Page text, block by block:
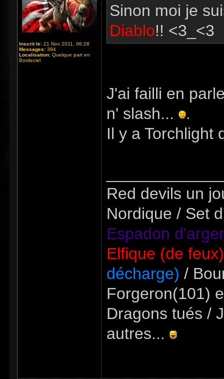
Inscrit le: 21 Nov 2011, 06:28
Messages: 394
Localisation: Quelque part en
Bordeciel
Sinon moi je
Diablo!! <3_<3
J'ai failli en
n' slash...
.
Il y a Torchlight
Red devils un
Nordique / Set
Espadon
Elfique (de
décharge) /
Forgeron(101)
Dragons tués /
autres...